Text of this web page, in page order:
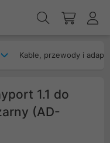
Kable, przewody i
1.1 do
(AD-